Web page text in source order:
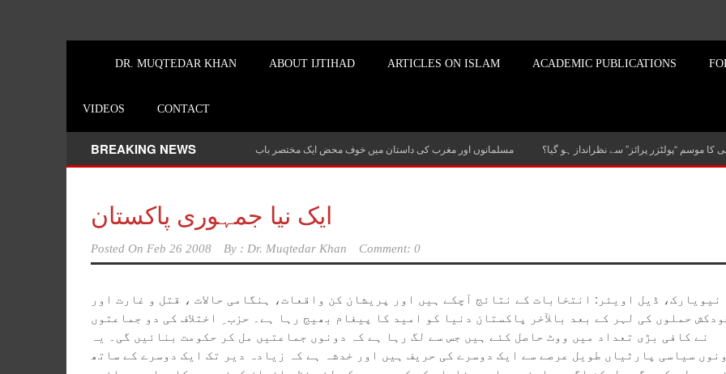
DR. MUQTEDAR KHAN ABOUT IJTIHAD ARTICLES ON ISLAM ACADEMIC PUBLICATIONS
VIDEOS CONTACT
BREAKING NEWS مسلمانوں اور مغرب کی داستان میں خوف محض ایک مختصر باب موسم “پولٹزر پرائز” سے نظرانداز ہو گیا؟
ایک نیا جمہوری پاکستان
Posted On Feb 26 2008 By : Dr. Muqtedar Khan Comment: 0
نیویارک، ڈیل اویئر: انتخابات کے نتائج آچکے ہیں اور پریشان کن واقعات، ہنگامی حالات ، قتل و غارت اور
حملوں کی لہر کے بعد بالآخر پاکستان دنیا کو امید کا پیغام بھیج رہا ہے۔ حزب ِ اختلاف کی دو جماعتوں
نے کافی بڑی تعداد میں ووٹ حاصل کئے ہیں جس سے لگ رہا ہے کہ دونوں جماعتیں مل کر حکومت بنائیں گی۔ یہ
سیاسی پارٹیاں طویل عرصے سے ایک دوسرے کی حریف ہیں اور خدشہ ہے کہ زیادہ دیر تک ایک دوسرے کے ساتھ